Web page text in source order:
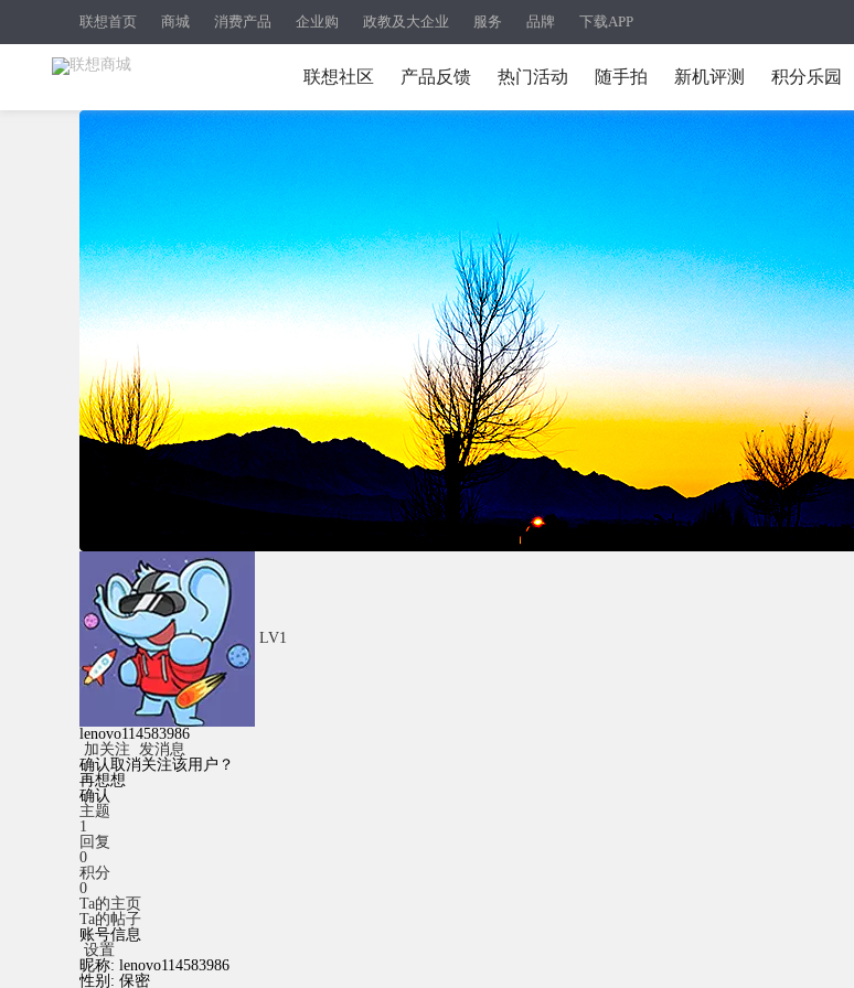
联想首页 商城 消费产品 企业购 政教及大企业 服务 品牌 下载APP
联想社区 产品反馈 热门活动 随手拍 新机评测 积分乐园
LV1
lenovo114583986
加关注 发消息
确认取消关注该用户？
再想想
确认
主题
1
回复
0
积分
0
Ta的主页
Ta的帖子
账号信息
设置
昵称: lenovo114583986
性别: 保密